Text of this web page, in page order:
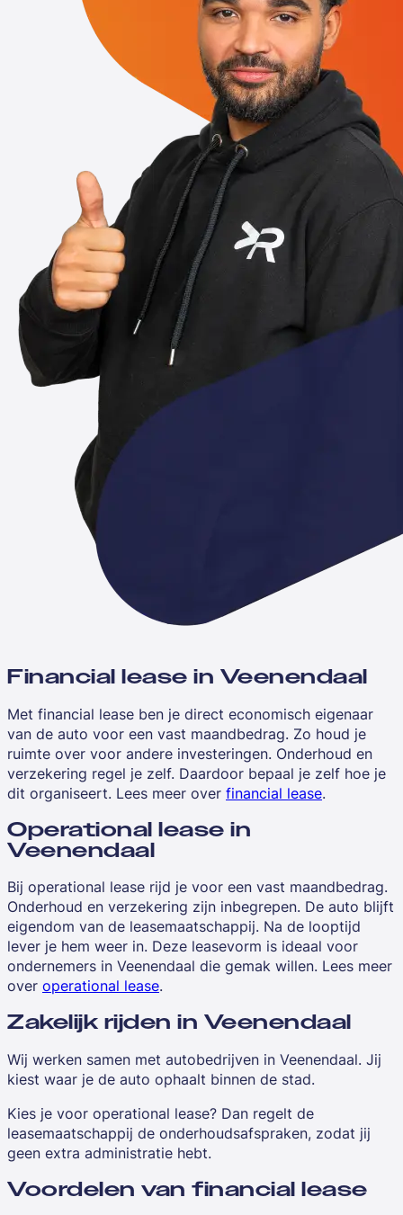
Financial lease in Veenendaal
Met financial lease ben je direct economisch eigenaar
van de auto voor een vast maandbedrag. Zo houd je
ruimte over voor andere investeringen. Onderhoud en
verzekering regel je zelf. Daardoor bepaal je zelf hoe je
dit organiseert. Lees meer over financial lease.
Operational lease in
Veenendaal
Bij operational lease rijd je voor een vast maandbedrag.
Onderhoud en verzekering zijn inbegrepen. De auto blijft
eigendom van de leasemaatschappij. Na de looptijd
lever je hem weer in. Deze leasevorm is ideaal voor
ondernemers in Veenendaal die gemak willen. Lees meer
over operational lease.
Zakelijk rijden in Veenendaal
Wij werken samen met autobedrijven in Veenendaal. Jij
kiest waar je de auto ophaalt binnen de stad.
Kies je voor operational lease? Dan regelt de
leasemaatschappij de onderhoudsafspraken, zodat jij
geen extra administratie hebt.
Voordelen van financial lease